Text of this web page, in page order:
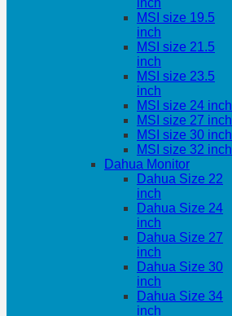
inch
MSI size 19.5
inch
MSI size 21.5
inch
MSI size 23.5
inch
MSI size 24 inch
MSI size 27 inch
MSI size 30 inch
MSI size 32 inch
Dahua Monitor
Dahua Size 22
inch
Dahua Size 24
inch
Dahua Size 27
inch
Dahua Size 30
inch
Dahua Size 34
inch